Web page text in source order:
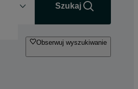
Szukaj
Obserwuj wyszukiwanie